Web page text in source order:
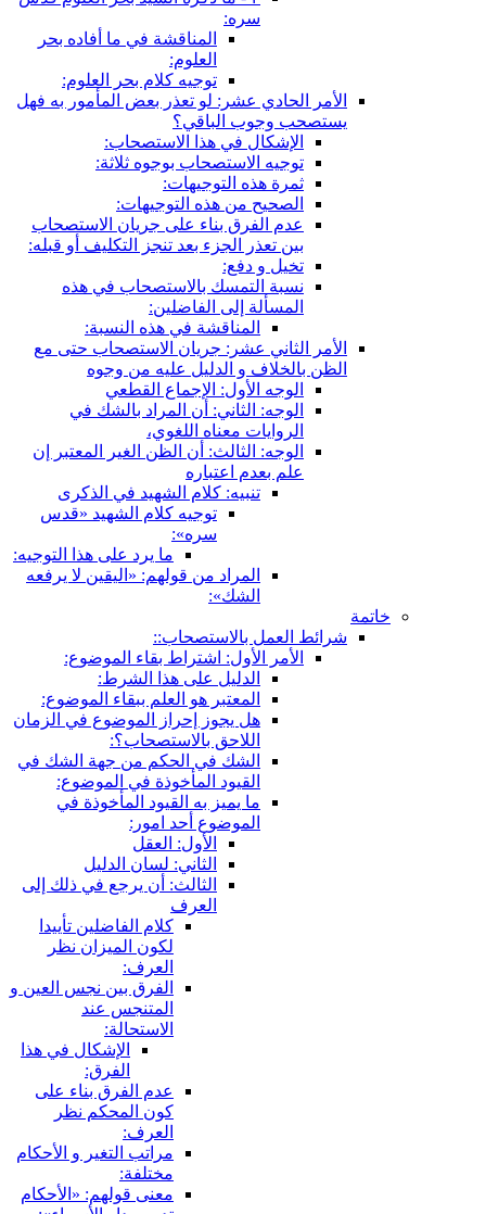
سره:
المناقشة في ما أفاده بحر
العلوم:
توجيه كلام بحر العلوم:
الأمر الحادي عشر: لو تعذر بعض المأمور به فهل
يستصحب وجوب الباقي؟
الإشكال في هذا الاستصحاب:
توجيه الاستصحاب بوجوه ثلاثة:
ثمرة هذه التوجيهات:
الصحيح من هذه التوجيهات:
عدم الفرق بناء على جريان الاستصحاب
بين تعذر الجزء بعد تنجز التكليف أو قبله:
تخيل و دفع:
نسبة التمسك بالاستصحاب في هذه
المسألة إلى الفاضلين:
المناقشة في هذه النسبة:
الأمر الثاني عشر: جريان الاستصحاب حتى مع
الظن بالخلاف و الدليل عليه من وجوه
الوجه الأول: الإجماع القطعي
الوجه: الثاني: أن المراد بالشك في
الروايات معناه اللغوي،
الوجه: الثالث: أن الظن الغير المعتبر إن
علم بعدم اعتباره
تنبيه: كلام الشهيد في الذكرى
توجيه كلام الشهيد «قدس
سره»:
ما يرد على هذا التوجيه:
المراد من قولهم: «اليقين لا يرفعه
الشك»:
خاتمة
شرائط العمل بالاستصحاب::
الأمر الأول: اشتراط بقاء الموضوع:
الدليل على هذا الشرط:
المعتبر هو العلم ببقاء الموضوع:
هل يجوز إحراز الموضوع في الزمان
اللاحق بالاستصحاب؟:
الشك في الحكم من جهة الشك في
القيود المأخوذة في الموضوع:
ما يميز به القيود المأخوذة في
الموضوع أحد امور:
الأول: العقل
الثاني: لسان الدليل
الثالث: أن يرجع في ذلك إلى
العرف
كلام الفاضلين تأييدا
لكون الميزان نظر
العرف:
الفرق بين نجس العين و
المتنجس عند
الاستحالة:
الإشكال في هذا
الفرق:
عدم الفرق بناء على
كون المحكم نظر
العرف:
مراتب التغير و الأحكام
مختلفة:
معنى قولهم: «الأحكام